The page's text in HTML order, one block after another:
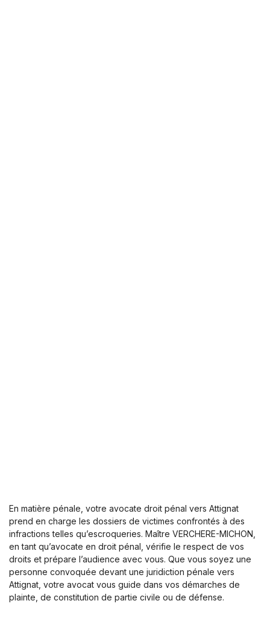
En matière pénale, votre avocate droit pénal vers Attignat
prend en charge les dossiers de victimes confrontés à des
infractions telles qu’escroqueries. Maître VERCHERE-MICHON,
en tant qu’avocate en droit pénal, vérifie le respect de vos
droits et prépare l’audience avec vous. Que vous soyez une
personne convoquée devant une juridiction pénale vers
Attignat, votre avocat vous guide dans vos démarches de
plainte, de constitution de partie civile ou de défense.